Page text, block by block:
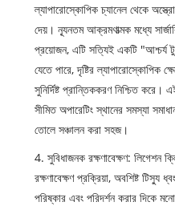
ল্যাপারোস্কোপিক চ্যানেল থেকে
দেয়। ন্যূনতম আক্রমণাত্মক মধ্যে
প্রয়োজন, এটি সত্যিই একটি "আশ্চর্য
যেতে পারে, দৃষ্টির ল্যাপারোস্কোপিক
সুনির্দিষ্ট প্রান্তিককরণ নিশ্চিত
সীমিত অপারেটিং স্থানের সমস্যা
তোলে সঞ্চালন করা সহজ।
4. সুবিধাজনক রক্ষণাবেক্ষণ: লিগেশন
রক্ষণাবেক্ষণ প্রক্রিয়া, অবশিষ্ট টিস্যু
পরিষ্কার এবং পরিদর্শন করার দিকে